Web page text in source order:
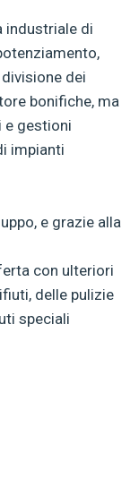
industriale di
dei
bonifiche, ma
e gestioni
impianti
e grazie alla
con ulteriori
delle pulizie
speciali